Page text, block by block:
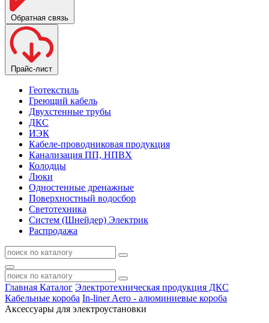
Обратная связь
Прайс-лист
Геотекстиль
Греющий кабель
Двухстенные трубы
ДКС
ИЭК
Кабеле-проводниковая продукция
Канализация ПП, НПВХ
Колодцы
Люки
Одностенные дренажные
Поверхностный водосбор
Светотехника
Систем (Шнейдер) Электрик
Распродажа
Главная Каталог Электротехническая продукция ДКС
Кабельные короба In-liner Aero - алюминиевые короба
Аксессуары для электроустановки